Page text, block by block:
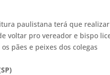
paulistana terá que
voltar pro vereador e bispo
pães e peixes dos colegas